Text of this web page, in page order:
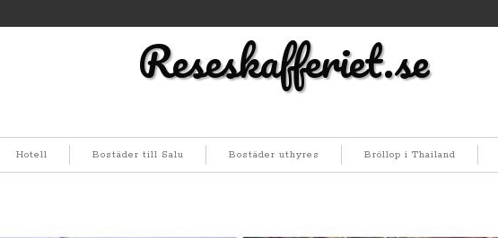
Reseskafferiet.se
Hotell Bostäder till Salu Bostäder uthyres Bröllop i Thailand